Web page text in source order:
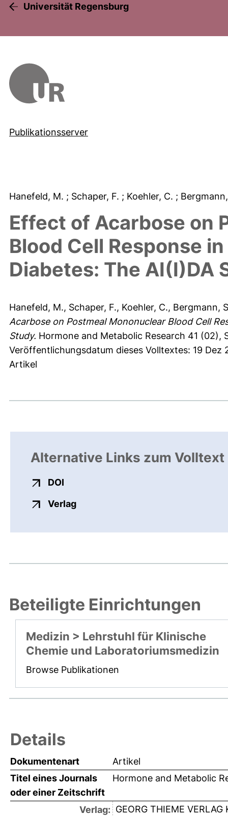
Universität Regensburg
Publikationsserver
Hanefeld, M. ; Schaper, F. ; Koehler, C. ;
Effect of Acarbose on
Blood Cell Response
Diabetes: The AI(I)DA
Hanefeld, M., Schaper, F., Koehler, C., Bergmann,
Acarbose on Postmeal Mononuclear Blood Cell
Study. Hormone and Metabolic Research 41 (02),
Veröffentlichungsdatum dieses Volltextes: 19 Dez
Artikel
Alternative Links zum Volltext
DOI
Verlagexterner Link, öffnet neues
Beteiligte Einrichtungen
Medizin > Lehrstuhl für Klinische
Chemie und Laboratoriumsmedizin
Browse Publikationen
Details
Dokumentenart
Artikel
Titel eines Journals
oder einer Zeitschrift
Hormone and Metabolic
Verlag: GEORG THIEME VERLAG